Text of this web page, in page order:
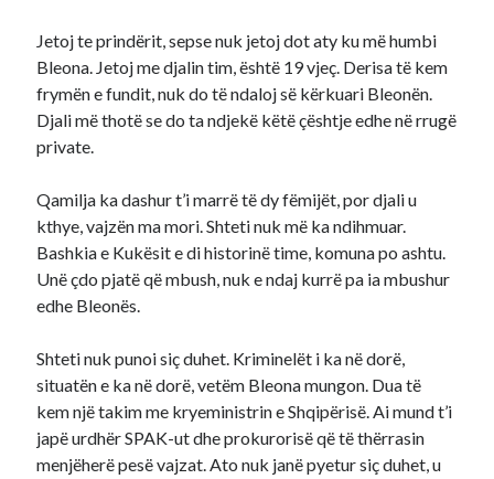
Jetoj te prindërit, sepse nuk jetoj dot aty ku më humbi
Bleona. Jetoj me djalin tim, është 19 vjeç. Derisa të kem
frymën e fundit, nuk do të ndaloj së kërkuari Bleonën.
Djali më thotë se do ta ndjekë këtë çështje edhe në rrugë
private.
Qamilja ka dashur t’i marrë të dy fëmijët, por djali u
kthye, vajzën ma mori. Shteti nuk më ka ndihmuar.
Bashkia e Kukësit e di historinë time, komuna po ashtu.
Unë çdo pjatë që mbush, nuk e ndaj kurrë pa ia mbushur
edhe Bleonës.
Shteti nuk punoi siç duhet. Kriminelët i ka në dorë,
situatën e ka në dorë, vetëm Bleona mungon. Dua të
kem një takim me kryeministrin e Shqipërisë. Ai mund t’i
japë urdhër SPAK-ut dhe prokurorisë që të thërrasin
menjëherë pesë vajzat. Ato nuk janë pyetur siç duhet, u